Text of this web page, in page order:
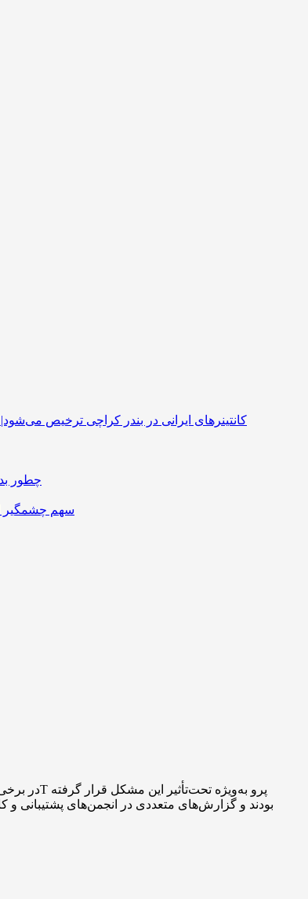
کانتینرهای ایرانی در بندر کراچی ترخیص می‌شود| تخفیف ۸۰ درصدی برای
چطور
سهم چشمگیر
بودند و گزارش‌های متعددی در انجمن‌های پشتیبانی